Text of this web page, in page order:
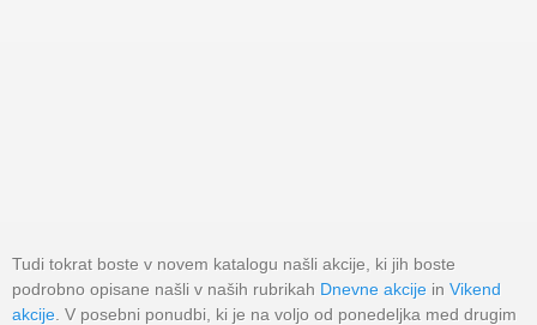
Tudi tokrat boste v novem katalogu našli akcije, ki jih boste
podrobno opisane našli v naših rubrikah Dnevne akcije in Vikend
akcije . V posebni ponudbi, ki je na voljo od ponedeljka med drugim